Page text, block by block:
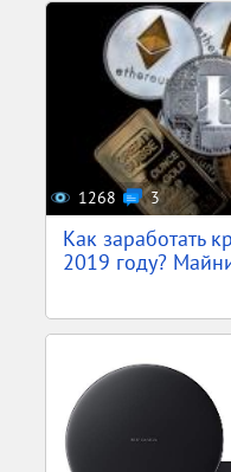
1268 3
Как заработать
2019 году?